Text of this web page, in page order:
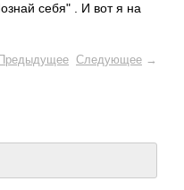
себя" . И вот я на
Предыдущее Следующее →